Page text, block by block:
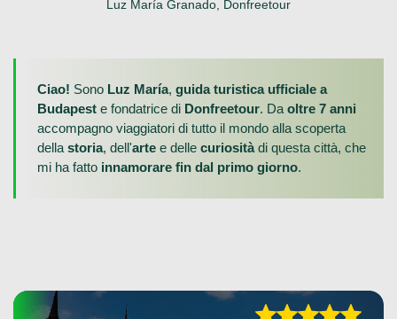
Luz María Granado, Donfreetour
Ciao! Sono Luz María, guida turistica ufficiale a
Budapest e fondatrice di Donfreetour. Da oltre 7 anni
accompagno viaggiatori di tutto il mondo alla scoperta
della storia, dell'arte e delle curiositàdi questa città, che
mi ha fatto innamorare fin dal primo giorno.